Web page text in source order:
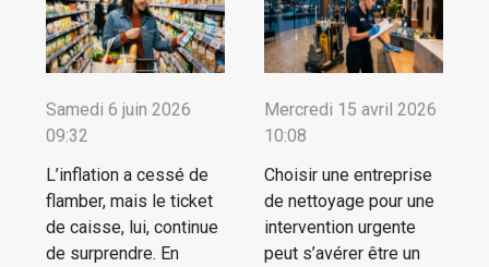
Samedi 6 juin 2026
09:32
L’inflation a cessé de
flamber, mais le ticket
de caisse, lui, continue
de surprendre. En
Mercredi 15 avril 2026
10:08
Choisir une entreprise
de nettoyage pour une
intervention urgente
peut s’avérer être un